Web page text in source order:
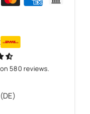
580 reviews.